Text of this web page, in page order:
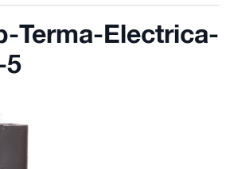
Terma-Electrica-
5